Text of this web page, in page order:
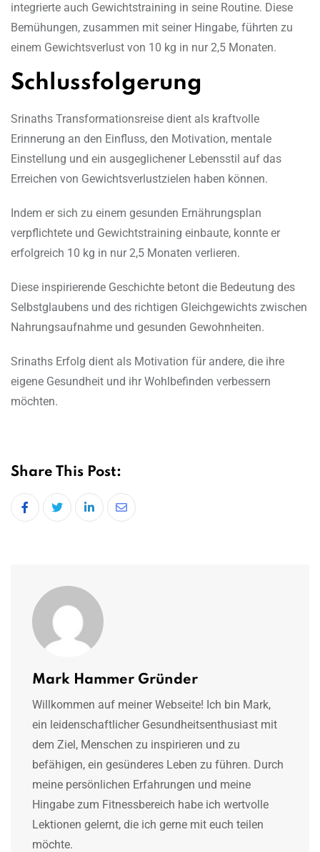
integrierte auch Gewichtstraining in seine Routine. Diese
Bemühungen, zusammen mit seiner Hingabe, führten zu
einem Gewichtsverlust von 10 kg in nur 2,5 Monaten.
Schlussfolgerung
Srinaths Transformationsreise dient als kraftvolle
Erinnerung an den Einfluss, den Motivation, mentale
Einstellung und ein ausgeglichener Lebensstil auf das
Erreichen von Gewichtsverlustzielen haben können.
Indem er sich zu einem gesunden Ernährungsplan
verpflichtete und Gewichtstraining einbaute, konnte er
erfolgreich 10 kg in nur 2,5 Monaten verlieren.
Diese inspirierende Geschichte betont die Bedeutung des
Selbstglaubens und des richtigen Gleichgewichts zwischen
Nahrungsaufnahme und gesunden Gewohnheiten.
Srinaths Erfolg dient als Motivation für andere, die ihre
eigene Gesundheit und ihr Wohlbefinden verbessern
möchten.
Share This Post:
LinkedInShare
Mark Hammer Gründer
Willkommen auf meiner Webseite! Ich bin Mark,
ein leidenschaftlicher Gesundheitsenthusiast mit
dem Ziel, Menschen zu inspirieren und zu
befähigen, ein gesünderes Leben zu führen. Durch
meine persönlichen Erfahrungen und meine
Hingabe zum Fitnessbereich habe ich wertvolle
Lektionen gelernt, die ich gerne mit euch teilen
möchte.